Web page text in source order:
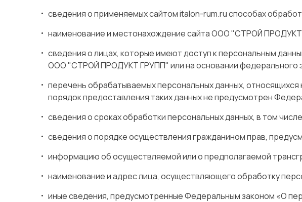
сведения о применяемых сайтом italon-rum.ru способах
наименование и местонахождение сайта ООО "СТРОЙ
сведения о лицах, которые имеют доступ к персональным
ООО "СТРОЙ ПРОДУКТ ГРУПП" или на основании федерального
перечень обрабатываемых персональных данных, относящихся
порядок предоставления таких данных не предусмотрен
сведения о сроках обработки персональных данных, в том
сведения о порядке осуществления гражданином прав,
информацию об осуществляемой или о предполагаемой
наименование и адрес лица, осуществляющего обработку
иные сведения, предусмотренные Федеральным законом «О